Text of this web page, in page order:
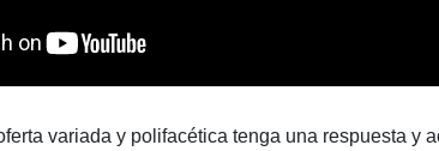
variada y polifacética tenga una respuesta y